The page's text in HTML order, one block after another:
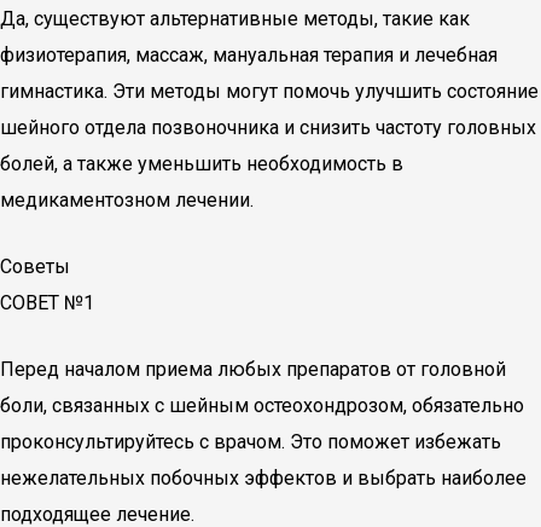
Да, существуют альтернативные методы, такие как
физиотерапия, массаж, мануальная терапия и лечебная
гимнастика. Эти методы могут помочь улучшить состояние
шейного отдела позвоночника и снизить частоту головных
болей, а также уменьшить необходимость в
медикаментозном лечении.
Советы
СОВЕТ №1
Перед началом приема любых препаратов от головной
боли, связанных с шейным остеохондрозом, обязательно
проконсультируйтесь с врачом. Это поможет избежать
нежелательных побочных эффектов и выбрать наиболее
подходящее лечение.